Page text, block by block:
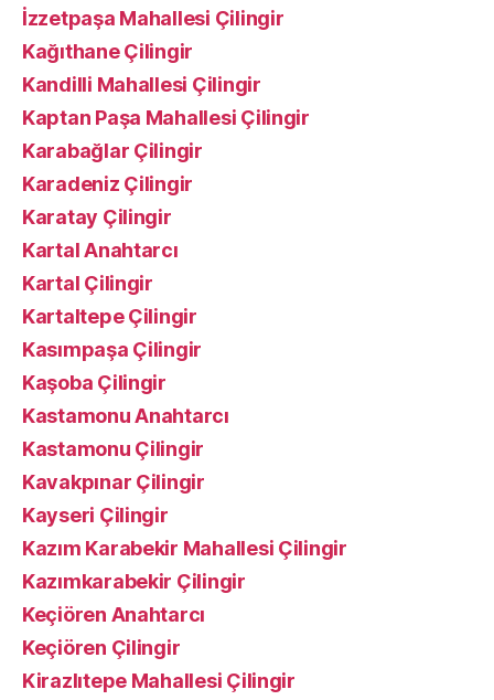
İzzetpaşa Mahallesi Çilingir
Kağıthane Çilingir
Kandilli Mahallesi Çilingir
Kaptan Paşa Mahallesi Çilingir
Karabağlar Çilingir
Karadeniz Çilingir
Karatay Çilingir
Kartal Anahtarcı
Kartal Çilingir
Kartaltepe Çilingir
Kasımpaşa Çilingir
Kaşoba Çilingir
Kastamonu Anahtarcı
Kastamonu Çilingir
Kavakpınar Çilingir
Kayseri Çilingir
Kazım Karabekir Mahallesi Çilingir
Kazımkarabekir Çilingir
Keçiören Anahtarcı
Keçiören Çilingir
Kirazlıtepe Mahallesi Çilingir